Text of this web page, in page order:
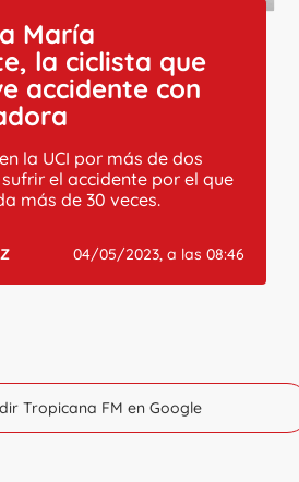
María
la ciclista que
accidente con
la UCI por más de dos
el accidente por el que
más de 30 veces.
04/05/2023, a las 08:46
Tropicana FM en Google